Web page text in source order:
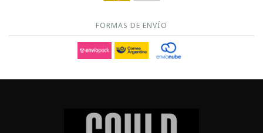
FORMAS DE ENVÍO